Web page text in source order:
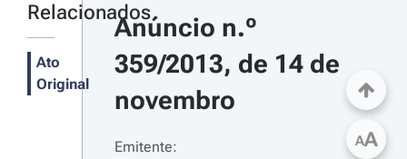
Relacionados
Ato
Original
Anúncio n.º
359/2013, de 14 de
novembro
Emitente:
AA